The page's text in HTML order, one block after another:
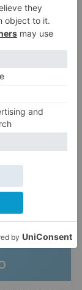
el número
de alertas
que desee
de la
vial o
discreta